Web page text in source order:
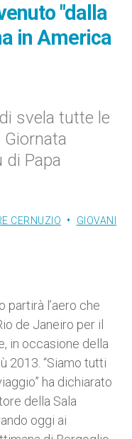
"dalla
in America
svela tutte le
di Papa
CERNUZIO GIOVANI
partirà l’aero che
de Janeiro per il
in occasione della
2013. “Siamo tutti
ha dichiarato
della Sala
oggi ai